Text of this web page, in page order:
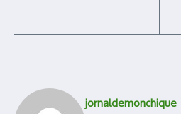
jornaldemonchique